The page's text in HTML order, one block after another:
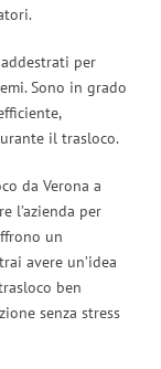
per
Sono in grado
il trasloco.
da Verona a
l’azienda per
un
avere un’idea
ben
senza stress